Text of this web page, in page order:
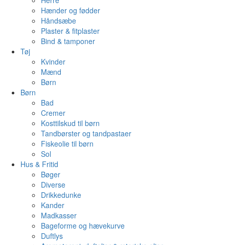
Hænder og fødder
Håndsæbe
Plaster & fitplaster
Bind & tamponer
Tøj
Kvinder
Mænd
Børn
Børn
Bad
Cremer
Kosttilskud til børn
Tandbørster og tandpastaer
Fiskeolie til børn
Sol
Hus & Fritid
Bøger
Diverse
Drikkedunke
Kander
Madkasser
Bageforme og hævekurve
Duftlys